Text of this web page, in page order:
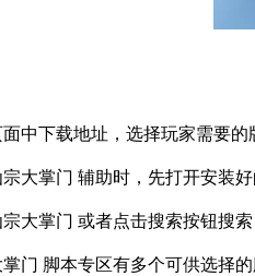
中下载地址，选择玩家需要的
大掌门 辅助时，先打开安装
大掌门 或者点击搜索按钮搜
门 脚本专区有多个可供选择